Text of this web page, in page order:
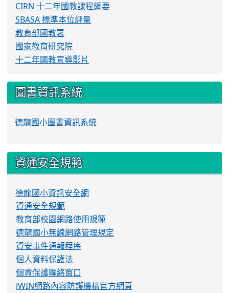
CIRN 十二年國教課程綱要
SBASA 標準本位評量
教育部國教署
國家教育研究院
十二年國教宣導影片
圖書資訊系統
德龍國小圖書資訊系統
資通安全規範
德龍國小資訊安全網
資通安全規範
教育部校園網路使用規範
德龍國小無線網路管理規定
資安事件通報程序
個人資料保護法
個資保護聯絡窗口
iWIN網路內容防護機構官方網頁